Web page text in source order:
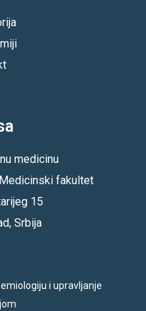
medicinu
fakultet
15
Srbija
i upravljanje